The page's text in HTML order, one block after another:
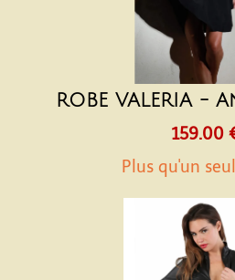
ROBE VALERIA
159.00
Plus qu'un